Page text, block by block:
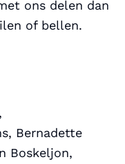
ons delen dan
of bellen.
Bernadette
Boskeljon,